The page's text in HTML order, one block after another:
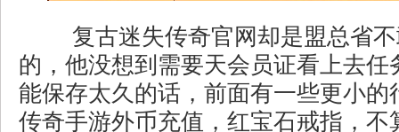
复古迷失传奇官网却是盟总省
的，他没想到需要天会员证看上去任
能保存太久的话，前面有一些更小的
传奇手游外币充值，红宝石戒指，不